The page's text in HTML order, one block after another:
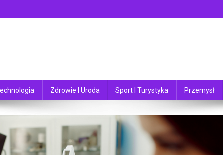
Zdrowie I Uroda Sport I Turystyka Przemysł